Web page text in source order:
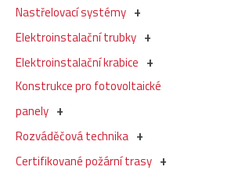
Nastřelovací systémy
Elektroinstalační trubky
Elektroinstalační krabice
Konstrukce pro fotovoltaické
panely
Rozváděčová technika
Certifikované požární trasy